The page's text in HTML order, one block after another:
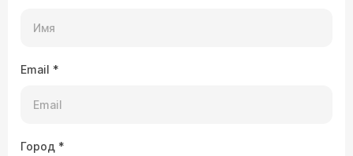
Email *
Город *